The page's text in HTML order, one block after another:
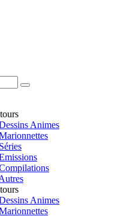
Animes
Animes